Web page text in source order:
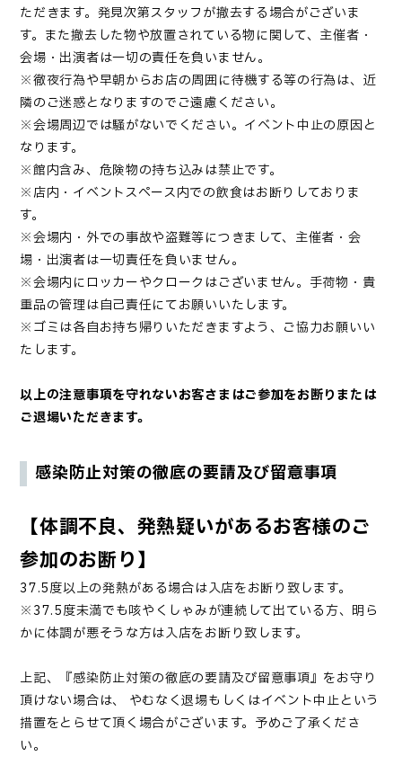
ただきます。発見次第スタッフが撤去する場合がございま
す。また撤去した物や放置されている物に関して、主催者・
会場・出演者は一切の責任を負いません。
※徹夜行為や早朝からお店の周囲に待機する等の行為は、近
隣のご迷惑となりますのでご遠慮ください。
※会場周辺では騒がないでください。イベント中止の原因と
なります。
※館内含み、危険物の持ち込みは禁止です。
※店内・イベントスペース内での飲食はお断りしておりま
す。
※会場内・外での事故や盗難等につきまして、主催者・会
場・出演者は一切責任を負いません。
※会場内にロッカーやクロークはございません。手荷物・貴
重品の管理は自己責任にてお願いいたします。
※ゴミは各自お持ち帰りいただきますよう、ご協力お願いい
たします。
以上の注意事項を守れないお客さまはご参加をお断りまたは
ご退場いただきます。
感染防止対策の徹底の要請及び留意事項
【体調不良、発熱疑いがあるお客様のご
参加のお断り】
37.5度以上の発熱がある場合は入店をお断り致します。
※37.5度未満でも咳やくしゃみが連続して出ている方、明ら
かに体調が悪そうな方は入店をお断り致します。
上記、『感染防止対策の徹底の要請及び留意事項』をお守り
頂けない場合は、 やむなく退場もしくはイベント中止という
措置をとらせて頂く場合がございます。予めご了承くださ
い。